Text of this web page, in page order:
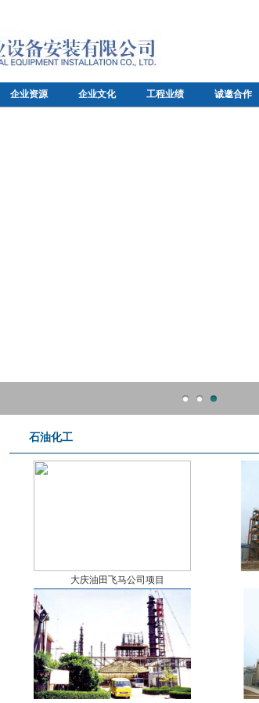
企业资源 企业文化 工程业绩 诚邀合作
石油化工
大庆油田飞马公司项目